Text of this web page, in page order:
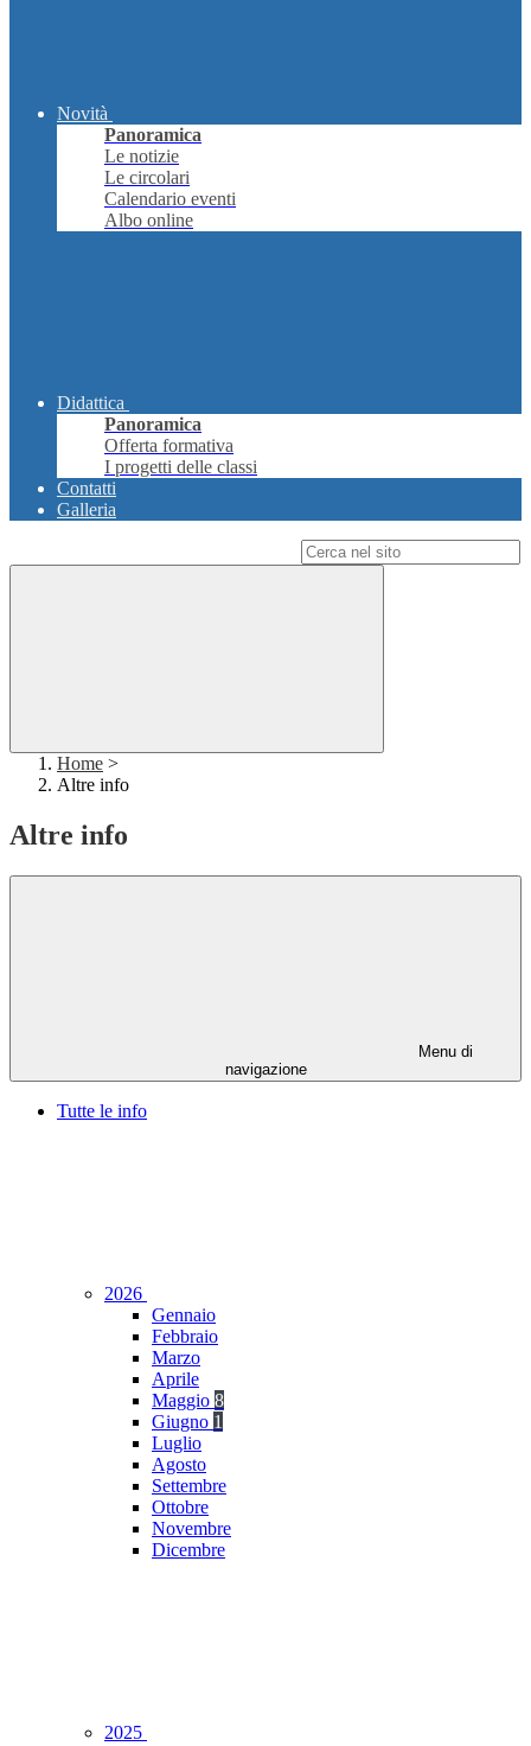
Novità
Panoramica
Le notizie
Le circolari
Calendario eventi
Albo online
Didattica
Panoramica
Offerta formativa
I progetti delle classi
Contatti
Galleria
Home >
Altre info
Altre info
Menu di
navigazione
Tutte le info
2026
Gennaio
Febbraio
Marzo
Aprile
Maggio 8
Giugno 1
Luglio
Agosto
Settembre
Ottobre
Novembre
Dicembre
2025